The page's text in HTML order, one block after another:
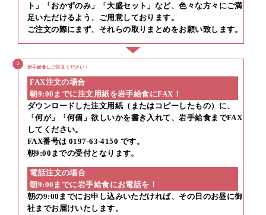
ト」「おかずのみ」「大盛セット」など、色々な方々にご満
足いただけるよう、ご用意しております。
ご注文の際にまず、それらの取りまとめをお願い致します。
2
岩手給食にご注文ください！
FAX注文の場合
朝9:00までに注文用紙を岩手給食にFAX！
ダウンロードした注文用紙（またはコピーしたもの）に、
「何が」「何個」欲しいかを書き入れて、岩手給食までFAX
してください。
FAX番号は 0197-63-4150 です。
朝9:00までの受付となります。
電話注文の場合
朝9:00までに岩手給食にお電話を！
朝の9:00までにお申し込みいただければ、その日のお昼に御
社までお届けいたします。